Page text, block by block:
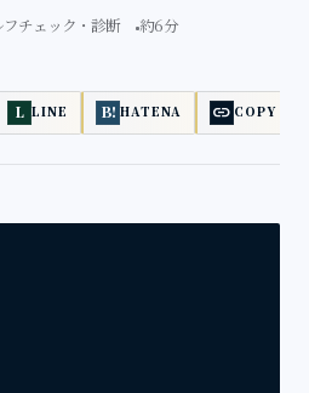
チェック・診断 約6分
L LINE B! HATENA link COPY